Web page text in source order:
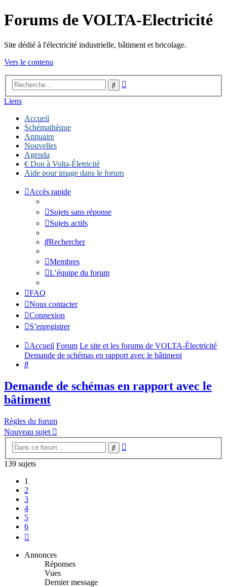
Forums de VOLTA-Electricité
Site dédié à l'électricité industrielle, bâtiment et bricolage.
Vers le contenu
Rechercher
Liens
Accueil
Schémathèque
Annuaire
Nouvelles
Agenda
€ Don à Volta-Életricité
Aide pour image dans le forum
Accès rapide
Sujets sans réponse
Sujets actifs
Rechercher
Membres
L’équipe du forum
FAQ
Nous contacter
Connexion
S’enregistrer
Accueil Forum Le site et les forums de VOLTA-Électricité
Demande de schémas en rapport avec le bâtiment
Rechercher
Demande de schémas en rapport avec le
bâtiment
Règles du forum
Nouveau sujet
Rechercher
139 sujets
1
2
3
4
5
6
Annonces
Réponses
Vues
Dernier message